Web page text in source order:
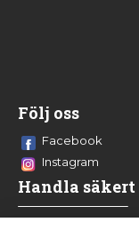
Följ oss
Facebook
Instagram
Handla säkert